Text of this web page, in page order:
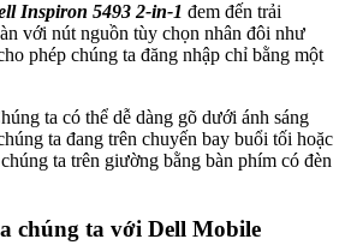
Inspiron 5493 2-in-1 đem đến trải
với nút nguồn tùy chọn nhân đôi như
phép chúng ta đăng nhập chỉ bằng một
ta có thể dễ dàng gõ dưới ánh sáng
ta đang trên chuyến bay buổi tối hoặc
ta trên giường bằng bàn phím có đèn
chúng ta với Dell Mobile